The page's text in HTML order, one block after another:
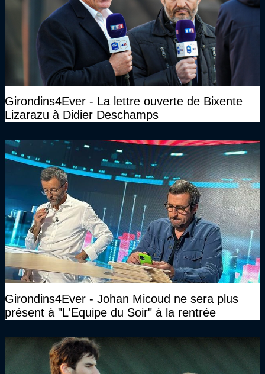
Girondins4Ever - La lettre ouverte de Bixente
Lizarazu à Didier Deschamps
Girondins4Ever - Johan Micoud ne sera plus
présent à "L'Equipe du Soir" à la rentrée